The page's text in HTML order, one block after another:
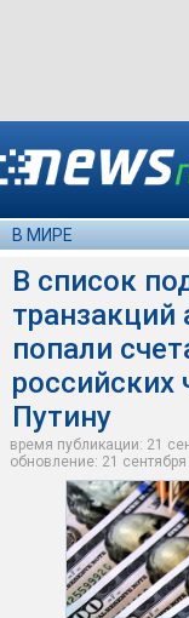
В МИРЕ
В список
транзакций
попали
российских
Путину
время публикации: 21
обновление: 21 сентября